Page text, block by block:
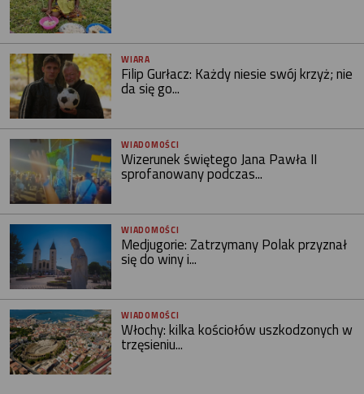
WIARA
Filip Gurłacz: Każdy niesie swój krzyż; nie
da się go...
WIADOMOŚCI
Wizerunek świętego Jana Pawła II
sprofanowany podczas...
WIADOMOŚCI
Medjugorie: Zatrzymany Polak przyznał
się do winy i...
WIADOMOŚCI
Włochy: kilka kościołów uszkodzonych w
trzęsieniu...